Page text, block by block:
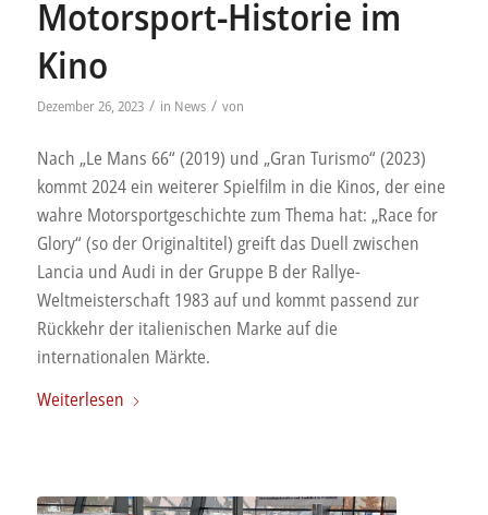
Motorsport-Historie im
Kino
Dezember 26, 2023 / in News / von
Nach „Le Mans 66“ (2019) und „Gran Turismo“ (2023)
kommt 2024 ein weiterer Spielfilm in die Kinos, der eine
wahre Motorsportgeschichte zum Thema hat: „Race for
Glory“ (so der Originaltitel) greift das Duell zwischen
Lancia und Audi in der Gruppe B der Rallye-
Weltmeisterschaft 1983 auf und kommt passend zur
Rückkehr der italienischen Marke auf die
internationalen Märkte.
Weiterlesen